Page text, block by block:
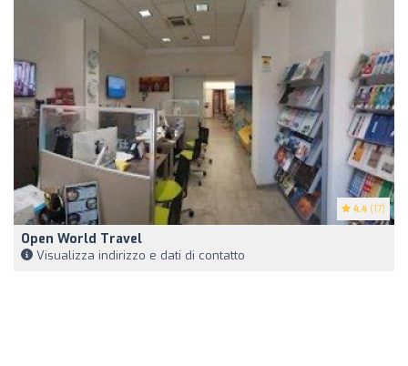
4.4 (17)
Open World Travel
Visualizza indirizzo e dati di contatto